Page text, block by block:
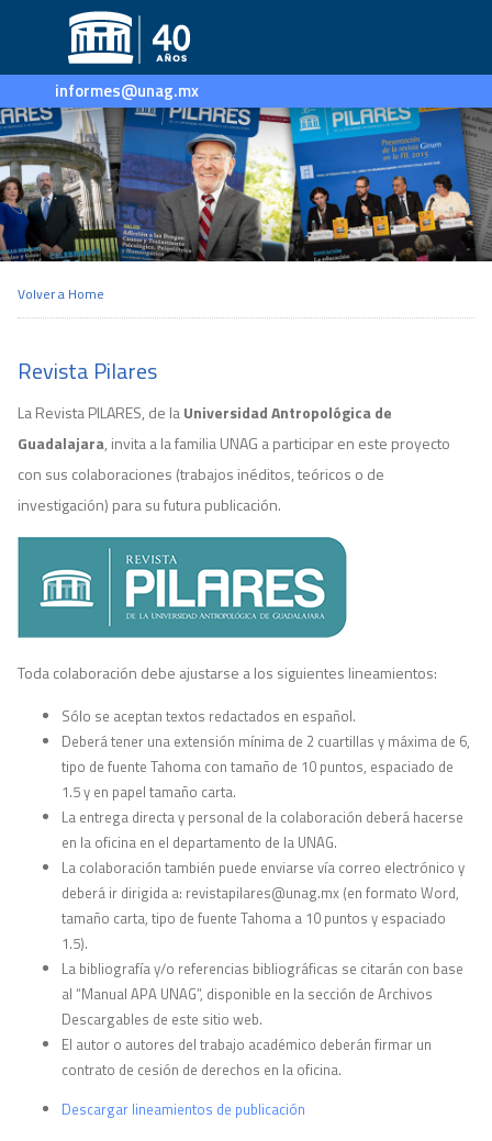
informes@unag.mx
Volver a Home
Revista Pilares
La Revista PILARES, de laUniversidad Antropológica de
Guadalajara, invita a la familia UNAG a participar en este proyecto
con sus colaboraciones (trabajos inéditos, teóricos o de
investigación) para su futura publicación.
Toda colaboración debe ajustarse a los siguientes lineamientos:
Sólo se aceptan textos redactados en español.
Deberá tener una extensión mínima de 2 cuartillas y máxima de 6,
tipo de fuente Tahoma con tamaño de 10 puntos, espaciado de
1.5 y en papel tamaño carta.
La entrega directa y personal de la colaboración deberá hacerse
en la oficina en el departamento de la UNAG.
La colaboración también puede enviarse vía correo electrónico y
deberá ir dirigida a: revistapilares@unag.mx (en formato Word,
tamaño carta, tipo de fuente Tahoma a 10 puntos y espaciado
1.5).
La bibliografía y/o referencias bibliográficas se citarán con base
al “Manual APA UNAG”, disponible en la sección de Archivos
Descargables de este sitio web.
El autor o autores del trabajo académico deberán firmar un
contrato de cesión de derechos en la oficina.
Descargar lineamientos de publicación